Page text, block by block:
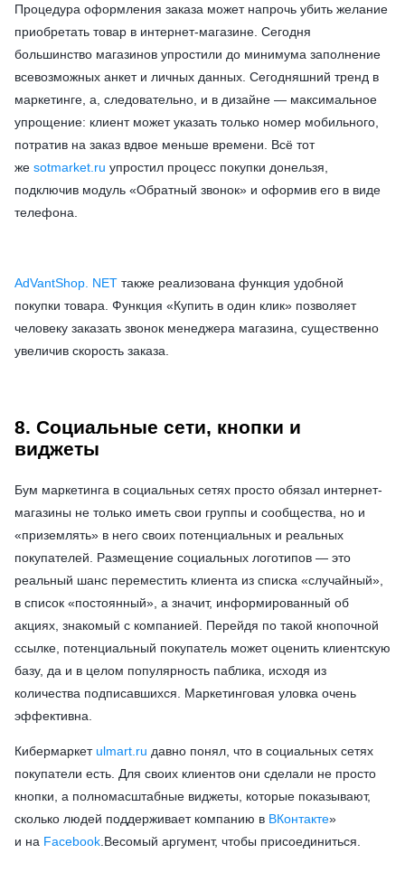
Процедура оформления заказа может напрочь убить желание
приобретать товар в интернет-магазине. Сегодня
большинство магазинов упростили до минимума заполнение
всевозможных анкет и личных данных. Сегодняшний тренд в
маркетинге, а, следовательно, и в дизайне — максимальное
упрощение: клиент может указать только номер мобильного,
потратив на заказ вдвое меньше времени. Всё тот
же sotmarket.ru упростил процесс покупки донельзя,
подключив модуль «Обратный звонок» и оформив его в виде
телефона.
AdVantShop. NET также реализована функция удобной
покупки товара. Функция «Купить в один клик» позволяет
человеку заказать звонок менеджера магазина, существенно
увеличив скорость заказа.
8. Социальные сети, кнопки и
виджеты
Бум маркетинга в социальных сетях просто обязал интернет-
магазины не только иметь свои группы и сообщества, но и
«приземлять» в него своих потенциальных и реальных
покупателей. Размещение социальных логотипов — это
реальный шанс переместить клиента из списка «случайный»,
в список «постоянный», а значит, информированный об
акциях, знакомый с компанией. Перейдя по такой кнопочной
ссылке, потенциальный покупатель может оценить клиентскую
базу, да и в целом популярность паблика, исходя из
количества подписавшихся. Маркетинговая уловка очень
эффективна.
Кибермаркет ulmart.ru давно понял, что в социальных сетях
покупатели есть. Для своих клиентов они сделали не просто
кнопки, а полномасштабные виджеты, которые показывают,
сколько людей поддерживает компанию в ВКонтакте»
и на Facebook .Весомый аргумент, чтобы присоединиться.